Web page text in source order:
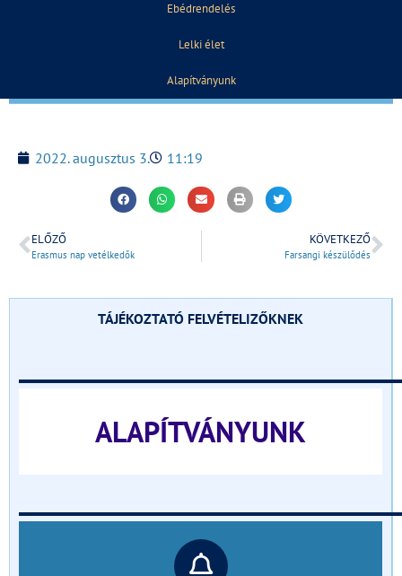
Ebédrendelés
Lelki élet
Alapítványunk
2022. augusztus 3. 11:19
ELŐZŐ
Erasmus nap vetélkedők
KÖVETKEZŐ
Farsangi készülődés
TÁJÉKOZTATÓ FELVÉTELIZŐKNEK
ALAPÍTVÁNYUNK